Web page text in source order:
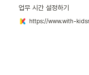
업무 시간 설정하기